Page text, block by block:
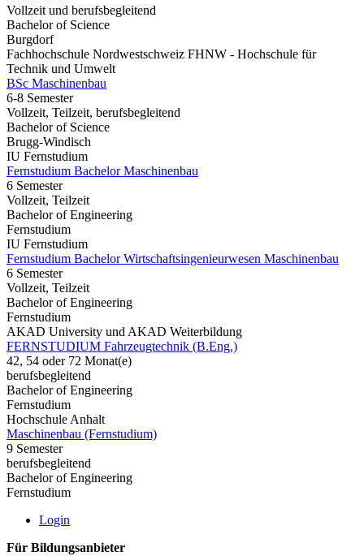
Vollzeit und berufsbegleitend
Bachelor of Science
Burgdorf
Fachhochschule Nordwestschweiz FHNW - Hochschule für
Technik und Umwelt
BSc Maschinenbau
6-8 Semester
Vollzeit, Teilzeit, berufsbegleitend
Bachelor of Science
Brugg-Windisch
IU Fernstudium
Fernstudium Bachelor Maschinenbau
6 Semester
Vollzeit, Teilzeit
Bachelor of Engineering
Fernstudium
IU Fernstudium
Fernstudium Bachelor Wirtschaftsingenieurwesen Maschinenbau
6 Semester
Vollzeit, Teilzeit
Bachelor of Engineering
Fernstudium
AKAD University und AKAD Weiterbildung
FERNSTUDIUM Fahrzeugtechnik (B.Eng.)
42, 54 oder 72 Monat(e)
berufsbegleitend
Bachelor of Engineering
Fernstudium
Hochschule Anhalt
Maschinenbau (Fernstudium)
9 Semester
berufsbegleitend
Bachelor of Engineering
Fernstudium
Login
Für Bildungsanbieter